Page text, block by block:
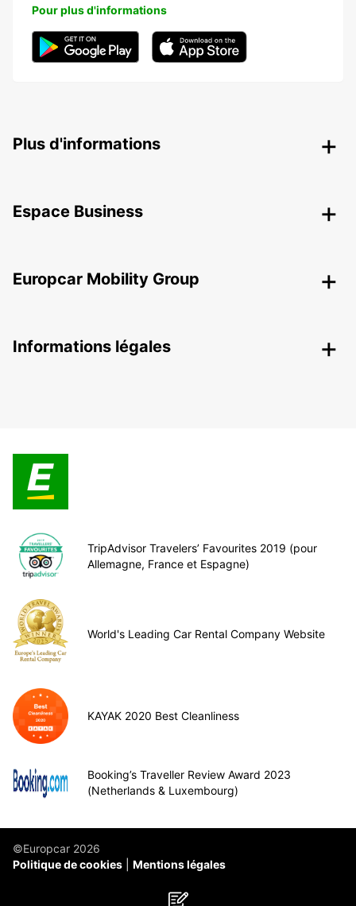
Pour plus d'informations
Plus d'informations
Espace Business
Europcar Mobility Group
Informations légales
TripAdvisor Travelers’ Favourites 2019 (pour
Allemagne, France et Espagne)
World's Leading Car Rental Company Website
KAYAK 2020 Best Cleanliness
Booking’s Traveller Review Award 2023
(Netherlands & Luxembourg)
©Europcar 2026
Politique de cookies
Mentions légales